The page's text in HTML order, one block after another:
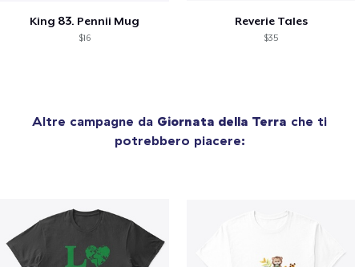
King 83. Pennii Mug
$16
Reverie Tales
$35
Altre campagne da Giornata della Terra che ti
potrebbero piacere: